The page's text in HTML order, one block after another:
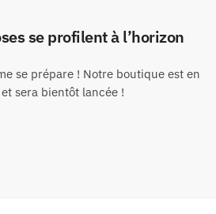
se profilent à l’horizon
se prépare ! Notre boutique est en
sera bientôt lancée !